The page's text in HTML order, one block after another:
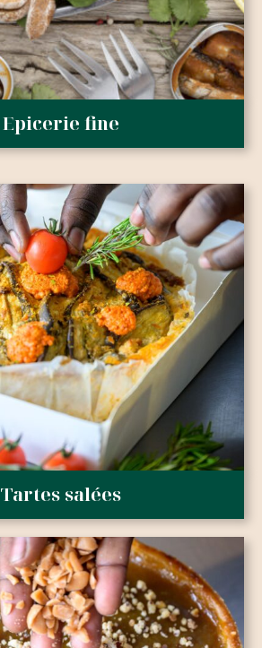
Epicerie fine
Tartes salées